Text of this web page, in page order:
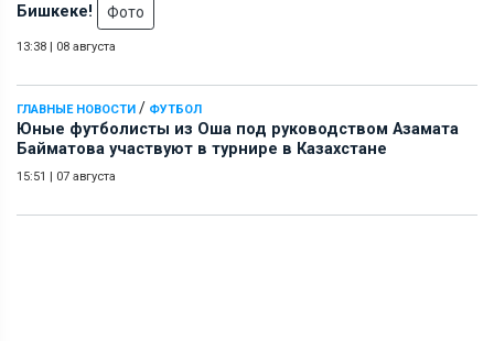
Бишкеке!
Фото
13:38 | 08 августа
ГЛАВНЫЕ НОВОСТИ / ФУТБОЛ
Юные футболисты из Оша под руководством Азамата
Байматова участвуют в турнире в Казахстане
15:51 | 07 августа